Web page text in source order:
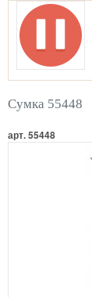
Сумка 55448
арт. 55448